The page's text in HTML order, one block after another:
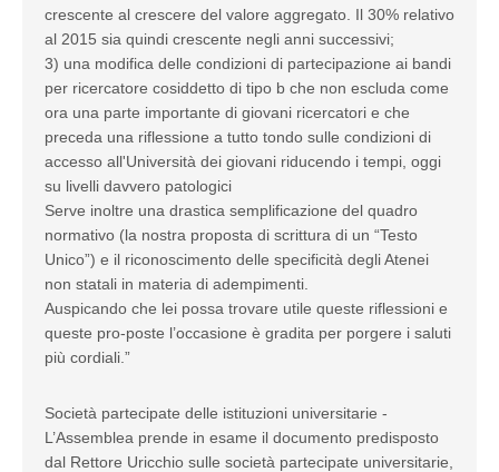
crescente al crescere del valore aggregato. Il 30% relativo
al 2015 sia quindi crescente negli anni successivi;
3) una modifica delle condizioni di partecipazione ai bandi
per ricercatore cosiddetto di tipo b che non escluda come
ora una parte importante di giovani ricercatori e che
preceda una riflessione a tutto tondo sulle condizioni di
accesso all'Università dei giovani riducendo i tempi, oggi
su livelli davvero patologici
Serve inoltre una drastica semplificazione del quadro
normativo (la nostra proposta di scrittura di un “Testo
Unico”) e il riconoscimento delle specificità degli Atenei
non statali in materia di adempimenti.
Auspicando che lei possa trovare utile queste riflessioni e
queste pro-poste l’occasione è gradita per porgere i saluti
più cordiali.”
Società partecipate delle istituzioni universitarie -
L’Assemblea prende in esame il documento predisposto
dal Rettore Uricchio sulle società partecipate universitarie,